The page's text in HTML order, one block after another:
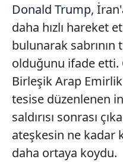
Donald Trump,
daha hızlı hareket
bulunarak
olduğunu ifade etti.
Birleşik Arap
tesise düzenlenen
saldırısı sonrası
ateşkesin ne kadar
daha ortaya koydu.